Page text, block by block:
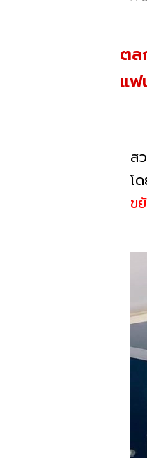
ตล
แฟ
ส
โ
ข